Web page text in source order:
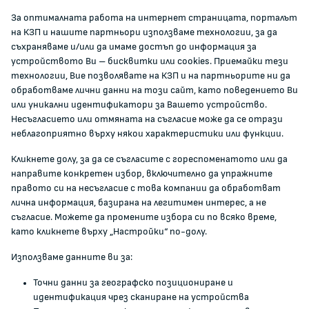
ЗА КОМИСИЯТА
За КЗП
Кои сме ние
Кариери
Документи и други актове
Информация
Полезни връзки
ЖАЛБИ И РЕГИСТРИ
Регистър на опасните стоки
За оптималната работа на интернет страницата, порталът
на КЗП и нашите партньори използваме технологии, за да
съхраняваме и/или да имаме достъп до информация за
устройството Ви – бисквитки или cookies. Приемайки тези
технологии, Вие позволявате на КЗП и на партньорите ни да
обработваме лични данни на този сайт, като поведението Ви
или уникални идентификатори за Вашето устройство.
Несъгласието или отмяната на съгласие може да се отрази
неблагоприятно върху някои характеристики или функции.
Кликнете долу, за да се съгласите с гореспоменатото или да
направите конкретен избор, включително да упражните
правото си на несъгласие с това компании да обработват
лична информация, базирана на легитимен интерес, а не
съгласие. Можете да промените избора си по всяко време,
като кликнете върху „Настройки“ по-долу.
Използваме данните ви за:
Точни данни за географско позициониране и
идентификация чрез сканиране на устройства